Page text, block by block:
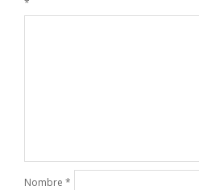
Nombre *